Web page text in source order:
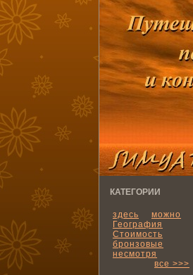
КАТЕГОРИИ
здесь
можно
География
Стоимость
бронзовые
несмотря
все >>>